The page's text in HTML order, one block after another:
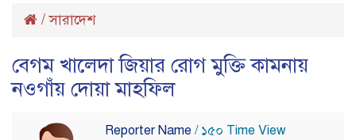
/সারাদেশ
বেগম খালেদা জিয়ার রোগ মুক্তি কামনায়
নওগাঁয় দোয়া মাহফিল
Reporter Name / ১৫০ Time View